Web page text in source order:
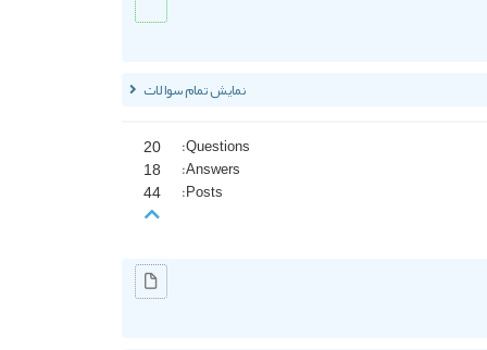
نمایش تمام سوالات
Questions:
20
Answers:
18
Posts:
44